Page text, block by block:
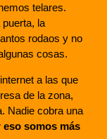
telares.
la
rodaos y no
cosas.
a las que
de la zona,
Nadie cobra una
eso somos más